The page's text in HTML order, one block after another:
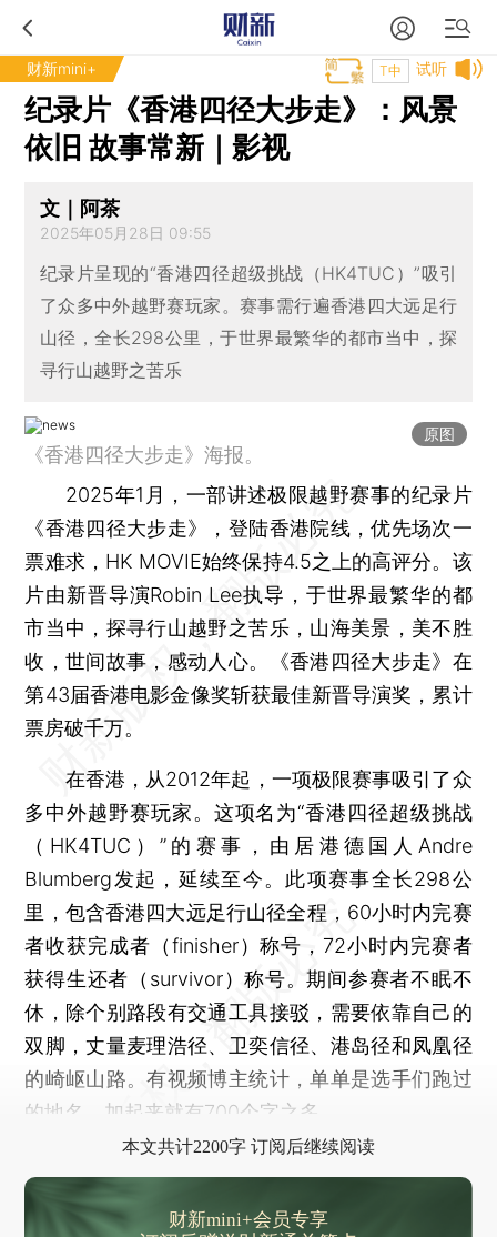
财新mini+ 试听
T中
纪录片《香港四径大步走》：风景
依旧 故事常新｜影视
文｜阿茶
2025年05月28日 09:55
纪录片呈现的“香港四径超级挑战（HK4TUC）”吸引
了众多中外越野赛玩家。赛事需行遍香港四大远足行
山径，全长298公里，于世界最繁华的都市当中，探
寻行山越野之苦乐
原图
《香港四径大步走》海报。
2025年1月，一部讲述极限越野赛事的纪录片
《香港四径大步走》，登陆香港院线，优先场次一
票难求，HK MOVIE始终保持4.5之上的高评分。该
片由新晋导演Robin Lee执导，于世界最繁华的都
市当中，探寻行山越野之苦乐，山海美景，美不胜
收，世间故事，感动人心。《香港四径大步走》在
第43届香港电影金像奖斩获最佳新晋导演奖，累计
票房破千万。
在香港，从2012年起，一项极限赛事吸引了众
多中外越野赛玩家。这项名为“香港四径超级挑战
（HK4TUC）”的赛事，由居港德国人Andre
Blumberg发起，延续至今。此项赛事全长298公
里，包含香港四大远足行山径全程，60小时内完赛
者收获完成者（finisher）称号，72小时内完赛者
获得生还者（survivor）称号。期间参赛者不眠不
休，除个别路段有交通工具接驳，需要依靠自己的
双脚，丈量麦理浩径、卫奕信径、港岛径和凤凰径
的崎岖山路。有视频博主统计，单单是选手们跑过
的地名，加起来就有700个字之多。
本文共计2200字 订阅后继续阅读
财新mini+会员专享